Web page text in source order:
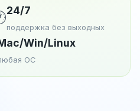
24/7
поддержка без выходных
Win/Linux
ОС